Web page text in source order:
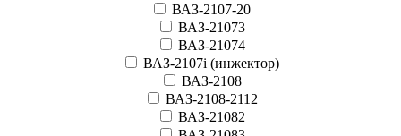
ВАЗ-2107-20
ВАЗ-21073
ВАЗ-21074
ВАЗ-2107i (инжектор)
ВАЗ-2108
ВАЗ-2108-2112
ВАЗ-21082